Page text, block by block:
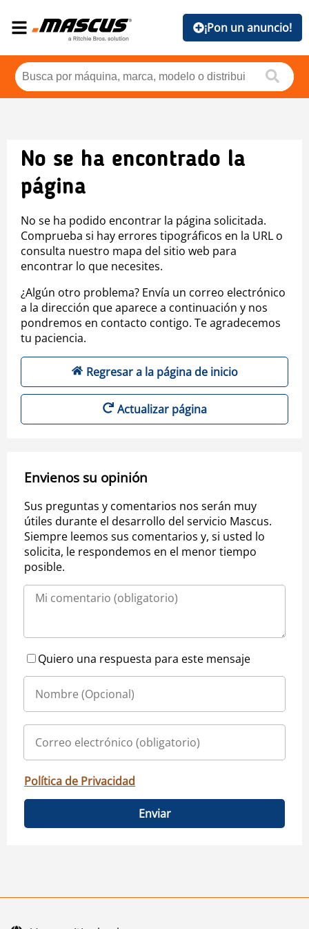
¡Pon un anuncio!
No se ha encontrado la
página
No se ha podido encontrar la página solicitada.
Comprueba si hay errores tipográficos en la URL o
consulta nuestro mapa del sitio web para
encontrar lo que necesites.
¿Algún otro problema? Envía un correo electrónico
a la dirección que aparece a continuación y nos
pondremos en contacto contigo. Te agradecemos
tu paciencia.
Regresar a la página de inicio
Actualizar página
Envienos su opinión
Sus preguntas y comentarios nos serán muy
útiles durante el desarrollo del servicio Mascus.
Siempre leemos sus comentarios y, si usted lo
solicita, le respondemos en el menor tiempo
posible.
Quiero una respuesta para este mensaje
Política de Privacidad
Enviar